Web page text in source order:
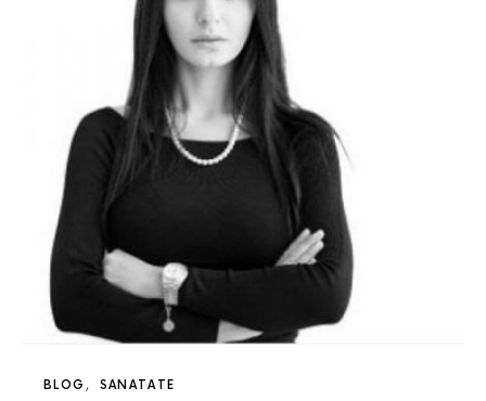
BLOG SANATATE